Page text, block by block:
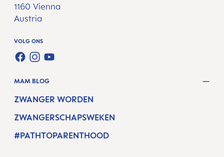
1160 Vienna
Austria
VOLG ONS
FACEBOOK
INSTAGRAM
YOUTUBE
MAM BLOG
ZWANGER WORDEN
ZWANGERSCHAPSWEKEN
#PATHTOPARENTHOOD